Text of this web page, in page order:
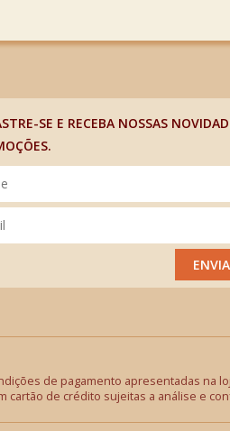
SE E RECEBA NOSSAS
de pagamento apresentadas na
cartão de crédito sujeitas a análise e